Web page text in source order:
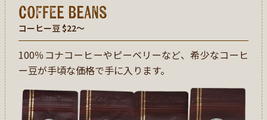
coffee beans
コーヒー豆 $22〜
100％コナコーヒーやピーベリーなど、希少なコーヒ
ー豆が手頃な価格で手に入ります。